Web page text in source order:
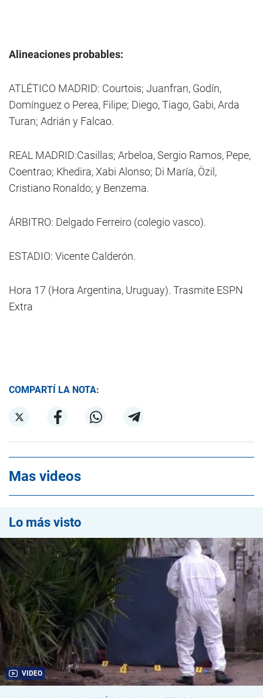
Alineaciones probables:
ATLÉTICO MADRID: Courtois; Juanfran, Godín,
Domínguez o Perea, Filipe; Diego, Tiago, Gabi, Arda
Turan; Adrián y Falcao.
REAL MADRID:Casillas; Arbeloa, Sergio Ramos, Pepe,
Coentrao; Khedira, Xabi Alonso; Di María, Özil,
Cristiano Ronaldo; y Benzema.
ÁRBITRO: Delgado Ferreiro (colegio vasco).
ESTADIO: Vicente Calderón.
Hora 17 (Hora Argentina, Uruguay). Trasmite ESPN
Extra
COMPARTÍ LA NOTA:
Mas videos
Lo más visto
VIDEO